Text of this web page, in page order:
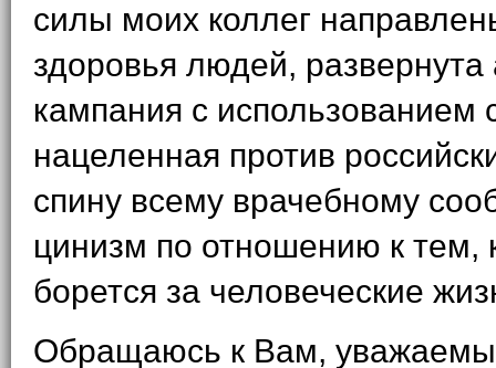
силы моих коллег
здоровья людей, развернута
кампания с использованием
нацеленная против
спину всему врачебному
цинизм по отношению к тем,
борется за человеческие
Обращаюсь к Вам,